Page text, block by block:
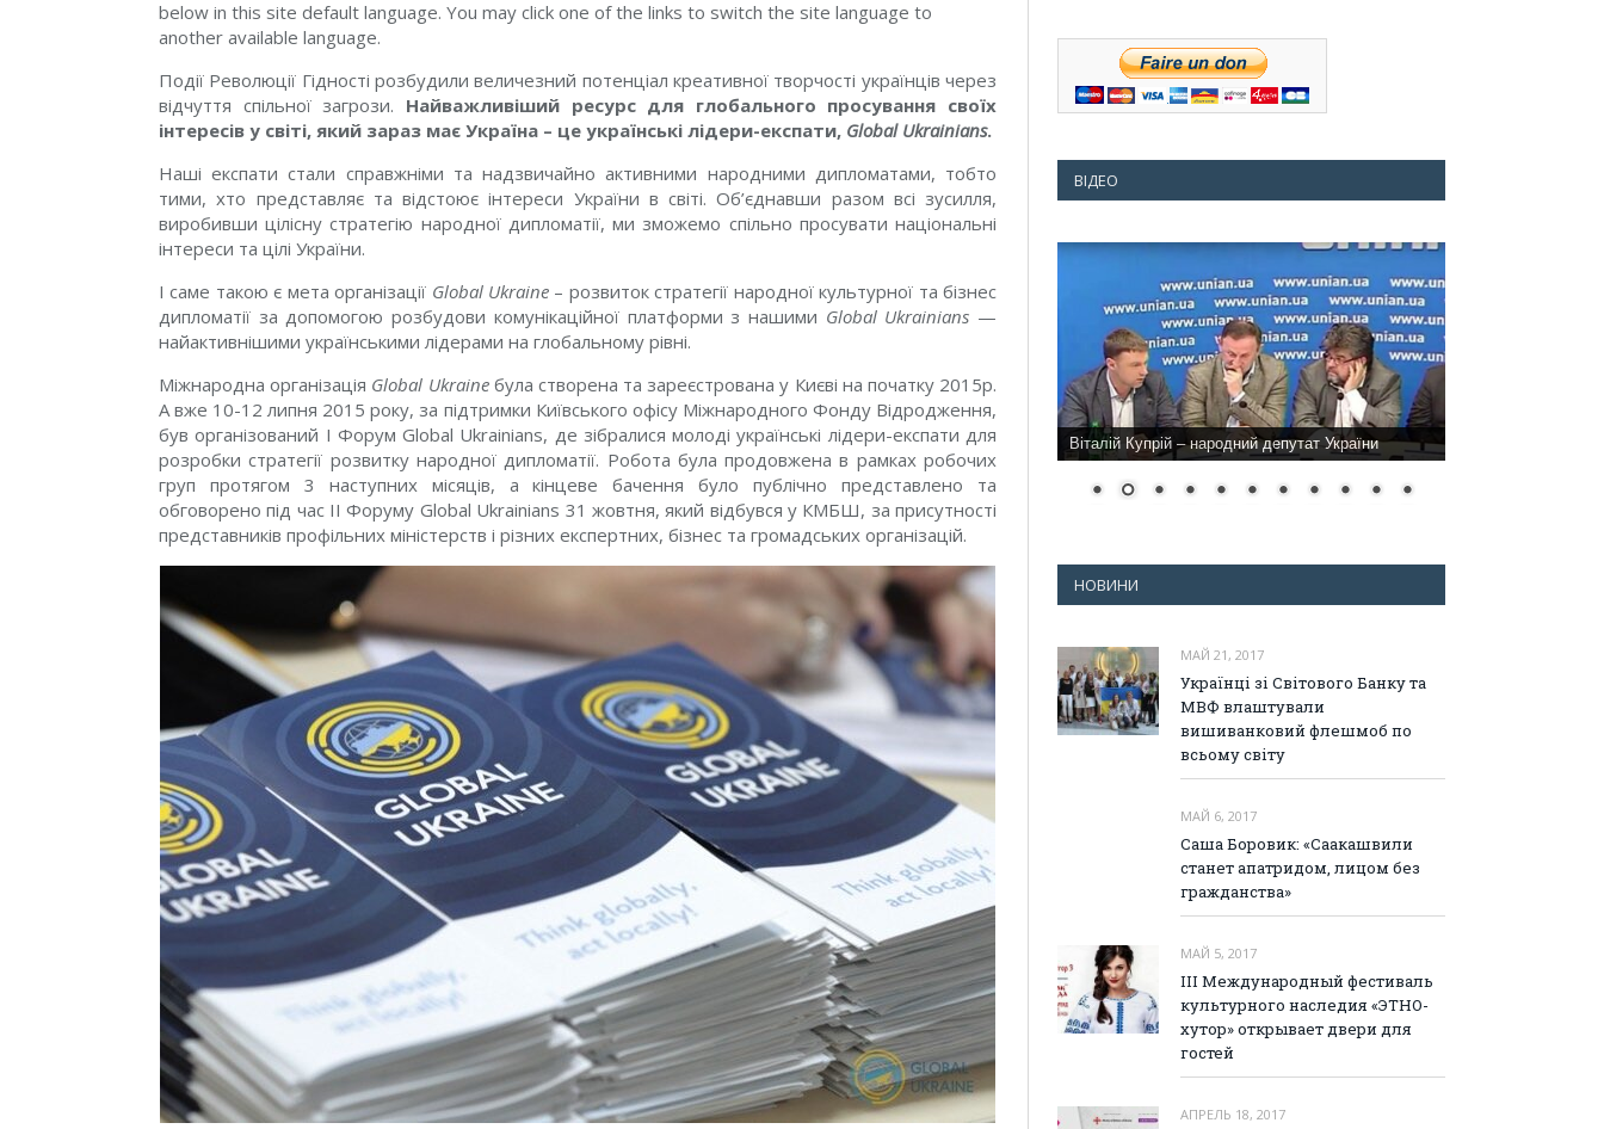
below in this site default language. You may click one of the links to switch the site language to
another available language.
Події Революції Гідності розбудили величезний потенціал креативної творчості українців через
відчуття спільної загрози. Найважливіший ресурс для глобального просування своїх
інтересів у світі, який зараз має Україна – це українські лідери-експати, Global Ukrainians.
Наші експати стали справжніми та надзвичайно активними народними дипломатами, тобто
тими, хто представляє та відстоює інтереси України в світі. Об’єднавши разом всі зусилля,
виробивши цілісну стратегію народної дипломатії, ми зможемо спільно просувати національні
інтереси та цілі України.
І саме такою є мета організації Global Ukraine – розвиток стратегії народної культурної та бізнес
дипломатії за допомогою розбудови комунікаційної платформи з нашими Global Ukrainians —
найактивнішими українськими лідерами на глобальному рівні.
Міжнародна організація Global Ukraineбула створена та зареєстрована у Києві на початку 2015р.
А вже 10-12 липня 2015 року, за підтримки Київського офісу Міжнародного Фонду Відродження,
був організований І Форум Global Ukrainians, де зібралися молоді українські лідери-експати для
розробки стратегії розвитку народної дипломатії. Робота була продовжена в рамках робочих
груп протягом 3 наступних місяців, а кінцеве бачення було публічно представлено та
обговорено під час ІІ Форуму Global Ukrainians 31 жовтня, який відбувся у КМБШ, за присутності
представників профільних міністерств i різних експертних, бізнес та громадських організацій.
ВІДЕО
Віталій Купрій – народний депутат України
НОВИНИ
МАЙ 21, 2017
Українці зі Світового Банку та
МВФ влаштували
вишиванковий флешмоб по
всьому світу
МАЙ 6, 2017
Саша Боровик: «Саакашвили
станет апатридом, лицом без
гражданства»
МАЙ 5, 2017
III Международный фестиваль
культурного наследия «ЭТНО-
хутор» открывает двери для
гостей
АПРЕЛЬ 18, 2017